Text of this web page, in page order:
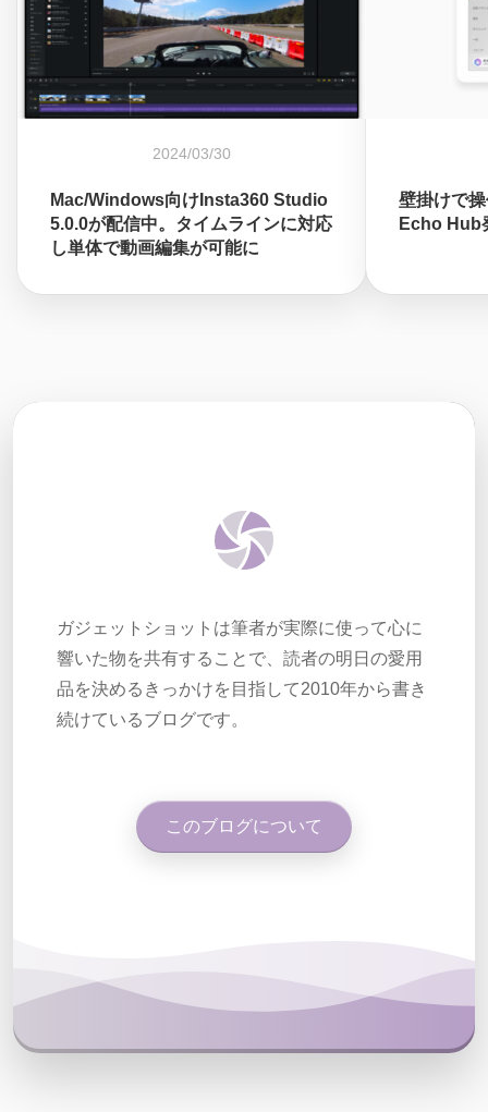
2024/03/30
Mac/Windows向けInsta360 Studio
5.0.0が配信中。タイムラインに対応
し単体で動画編集が可能に
壁掛けで
Echo Hub
ガジェットショットは筆者が実際に使って心に
響いた物を共有することで、読者の明日の愛用
品を決めるきっかけを目指して2010年から書き
続けているブログです。
このブログについて